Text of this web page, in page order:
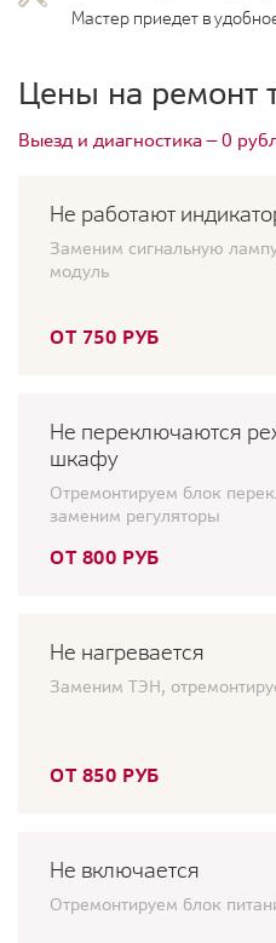
Мастер приедет в
Цены на ремонт
Выезд и диагностика — 0
Не работают
Заменим сигнальную
модуль
ОТ 750 РУБ
Не переключаются
шкафу
Отремонтируем блок
заменим регуляторы
ОТ 800 РУБ
Не нагревается
Заменим ТЭН,
ОТ 850 РУБ
Не включается
Отремонтируем блок